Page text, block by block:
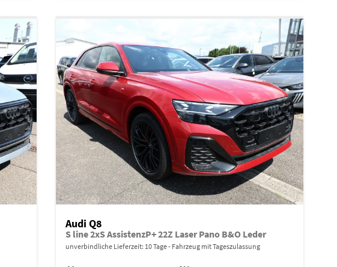
Audi Q8
S line 2xS AssistenzP+ 22Z Laser Pano B&O Leder
unverbindliche Lieferzeit: 10 Tage Fahrzeug mit Tageszulassung